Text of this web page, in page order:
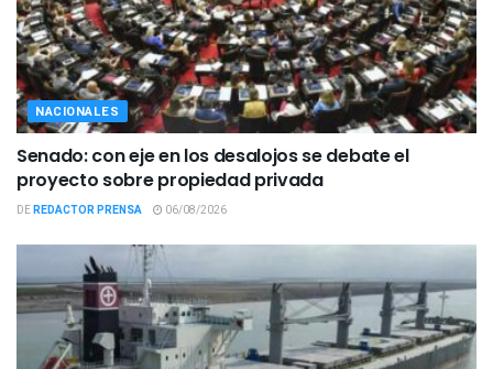
NACIONALES
Senado: con eje en los desalojos se debate el
proyecto sobre propiedad privada
DEREDACTOR PRENSA 06/08/2026